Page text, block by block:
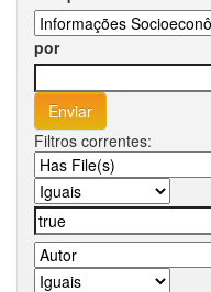
por
Filtros correntes: